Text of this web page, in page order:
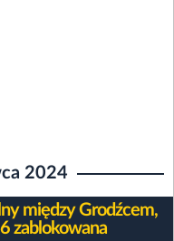
2024
między Grodźcem,
zablokowana